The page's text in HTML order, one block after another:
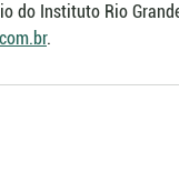
do Instituto Rio
.